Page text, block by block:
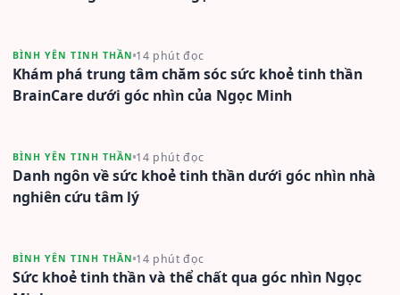
BÌNH YÊN TINH THẦN 14 phút đọc
Khám phá trung tâm chăm sóc sức khoẻ tinh thần
BrainCare dưới góc nhìn của Ngọc Minh
BÌNH YÊN TINH THẦN 14 phút đọc
Danh ngôn về sức khoẻ tinh thần dưới góc nhìn nhà
nghiên cứu tâm lý
BÌNH YÊN TINH THẦN 14 phút đọc
Sức khoẻ tinh thần và thể chất qua góc nhìn Ngọc